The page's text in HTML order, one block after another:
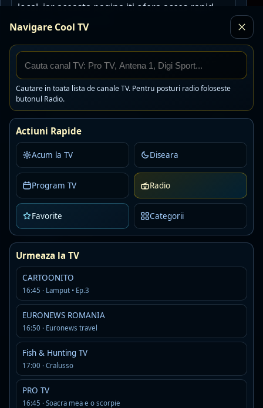
Navigare Cool TV
Cautare in toata lista de canale TV. Pentru posturi radio foloseste
butonul Radio.
Actiuni Rapide
Acum la TV Diseara
Program TV Radio
Favorite Categorii
Urmeaza la TV
CARTOONITO
16:45 · Lamput • Ep.3
EURONEWS ROMANIA
16:50 · Euronews travel
Fish & Hunting TV
17:00 · Cralusso
PRO TV
16:45 · Soacra mea e o scorpie
local, iar aceasta pagina iti ofera acces rapid
fara pasi suplimentari.
Posturi radio similare
Toate posturile
Europa FM Romania
AAC · 64 kbps · Bucuresti
Live
Asculta
Virgin Radio Romania
AAC · 128 kbps · Bucuresti
hip hop hip hop romanian
Asculta
Detalii
R
Radio ROMANCE21.ROMANIA
MP3 · 192 kbps · Bucharest
Offline
Asculta Detalii
A
Atmospheric dnb s0urce
AAC · 320 kbps · Bucharest
Live
drum and bass
Asculta
Detalii